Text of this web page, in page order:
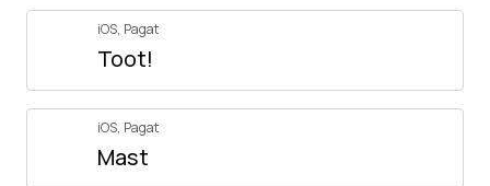
iOS, Pagat
Toot!
iOS, Pagat
Mast